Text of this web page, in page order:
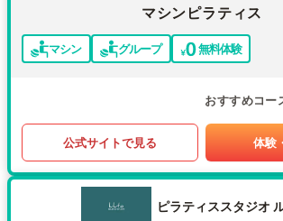
マシンピラティス
マシン グループ 無料体験
おすすめコー
公式サイトで見る 体験
ピラティススタジオ